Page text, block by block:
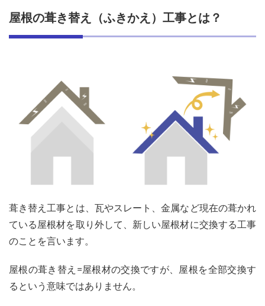
え）
と
の種
類と
屋根
替え
工事
3.1 屋
屋根の葺き替え（ふきかえ）工事とは？
葺き替え工事とは、瓦やスレート、金属など現在の葺かれ
ている屋根材を取り外して、新しい屋根材に交換する工事
のことを言います。
屋根の葺き替え=屋根材の交換ですが、屋根を全部交換す
るという意味ではありません。